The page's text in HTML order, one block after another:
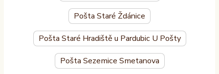
Pošta Staré Ždánice
Pošta Staré Hradiště u Pardubic U Pošty
Pošta Sezemice Smetanova